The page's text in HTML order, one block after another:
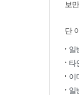
보
단
일
타
이
일